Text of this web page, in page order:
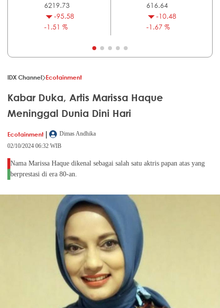
6219.73
-95.58
-1.51 %
616.64
-10.48
-1.67 %
IDX Channel Ecotainment
Kabar Duka, Artis Marissa Haque
Meninggal Dunia Dini Hari
Ecotainment |
Dimas Andhika
02/10/2024 06:32 WIB
Nama Marissa Haque dikenal sebagai salah satu aktris papan atas yang
berprestasi di era 80-an.